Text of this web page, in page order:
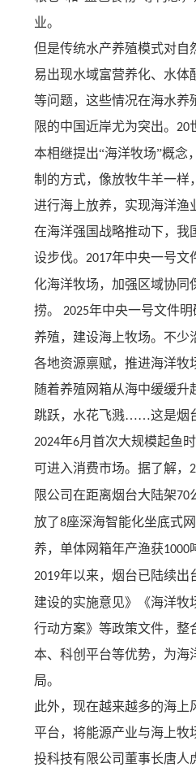
业。
但是传统水产养殖模式对自
易出现水域富营养化、水体
等问题，这些情况在海水养
限的中国近岸尤为突出。 20
本相继提出“海洋牧场”概念
制的方式，像放牧牛羊一样
进行海上放养，实现海洋渔
在海洋强国战略推动下，我
设步伐。 2017年中央一号文
化海洋牧场，加强区域协同
捞。 2025年中央一号文件
养殖，建设海上牧场。不少
各地资源禀赋，推进海洋牧
随着养殖网箱从海中缓缓升
跳跃，水花飞溅……这是烟
2024年6月首次大规模起鱼
可进入消费市场。据了解，
限公司在距离烟台大陆架70
放了8座深海智能化坐底式
养，单体网箱年产渔获1000
2019年以来，烟台已陆续出
建设的实施意见》《海洋牧
行动方案》等政策文件，整
本、科创平台等优势，为海
局。
此外，现在越来越多的海上
平台，将能源产业与海上牧
投科技有限公司董事长唐人